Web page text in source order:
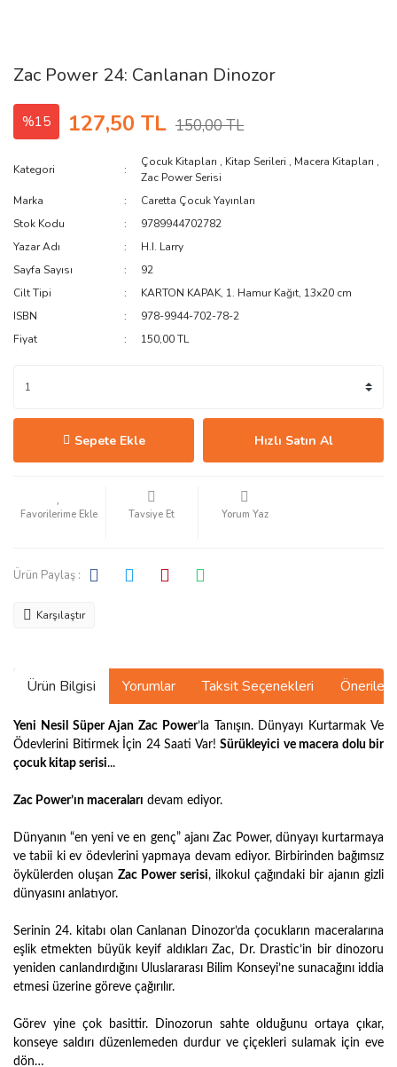
Zac Power 24: Canlanan Dinozor
%15 127,50 TL 150,00 TL
Kategori
Çocuk Kitapları , Kitap Serileri , Macera Kitapları ,
Zac Power Serisi
Marka
Caretta Çocuk Yayınları
Stok Kodu
9789944702782
Yazar Adı
H.I. Larry
Sayfa Sayısı
92
Cilt Tipi
KARTON KAPAK, 1. Hamur Kağıt, 13x20 cm
ISBN
978-9944-702-78-2
Fiyat
150,00 TL
Sepete Ekle Hızlı Satın Al
Tavsiye Et Yorum Yaz
Ürün Paylaş :
Karşılaştır
Ürün Bilgisi Yorumlar Taksit Seçenekleri
Yeni Nesil Süper Ajan Zac Power’la Tanışın. Dünyayı Kurtarmak Ve
Ödevlerini Bitirmek İçin 24 Saati Var! Sürükleyici ve macera dolu bir
çocuk kitap serisi...
Zac Power’ın maceraları devam ediyor.
Dünyanın “en yeni ve en genç” ajanı Zac Power, dünyayı kurtarmaya
ve tabii ki ev ödevlerini yapmaya devam ediyor. Birbirinden bağımsız
öykülerden oluşan Zac Power serisi, ilkokul çağındaki bir ajanın gizli
dünyasını anlatıyor.
Serinin 24. kitabı olan Canlanan Dinozor’da çocukların maceralarına
eşlik etmekten büyük keyif aldıkları Zac, Dr. Drastic’in bir dinozoru
yeniden canlandırdığını Uluslararası Bilim Konseyi’ne sunacağını iddia
etmesi üzerine göreve çağırılır.
Görev yine çok basittir. Dinozorun sahte olduğunu ortaya çıkar,
konseye saldırı düzenlemeden durdur ve çiçekleri sulamak için eve
dön…